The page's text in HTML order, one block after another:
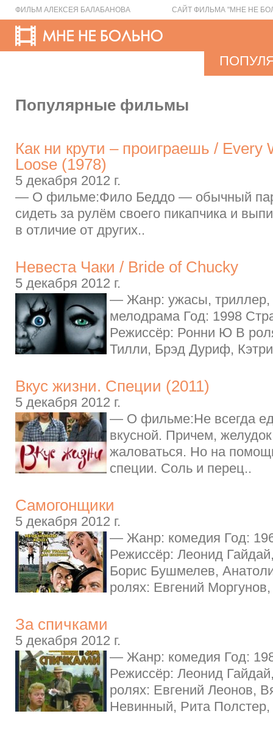
ФИЛЬМ АЛЕКСЕЯ БАЛАБАНОВА САЙТ ФИЛЬМА "МНЕ НЕ
Популярные фильмы
Как ни крути – проиграешь / Every
Loose (1978)
5 декабря 2012 г.
— О фильме:Фило Беддо — обычный
сидеть за рулём своего пикапчика и
в отличие от других..
Невеста Чаки / Bride of Chucky
5 декабря 2012 г.
— Жанр: ужасы, триллер,
мелодрама Год: 1998
Режиссёр: Ронни Ю В
Тилли, Брэд Дуриф,
Вкус жизни. Специи (2011)
5 декабря 2012 г.
— О фильме:Не всегда
вкусной. Причем,
жаловаться. Но на
специи. Соль и перец..
Самогонщики
5 декабря 2012 г.
— Жанр: комедия Год:
Режиссёр: Леонид
Борис Бушмелев,
ролях: Евгений Моргунов,
За спичками
5 декабря 2012 г.
— Жанр: комедия Год:
Режиссёр: Леонид
ролях: Евгений Леонов,
Невинный, Рита Полстер,